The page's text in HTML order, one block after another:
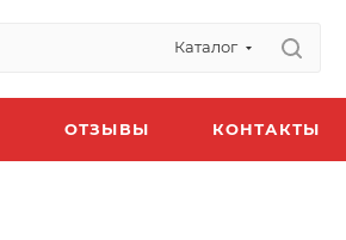
Каталог
ОТЗЫВЫ КОНТАКТЫ